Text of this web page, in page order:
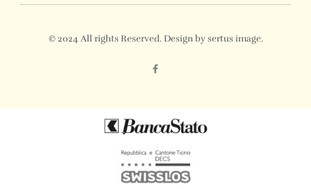
© 2024 All rights Reserved. Design by sertus image.